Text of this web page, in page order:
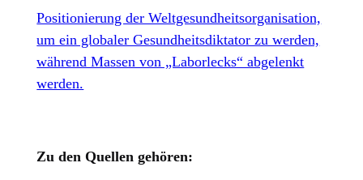
Positionierung der Weltgesundheitsorganisation,
um ein globaler Gesundheitsdiktator zu werden,
während Massen von „Laborlecks“ abgelenkt
werden.
Zu den Quellen gehören: